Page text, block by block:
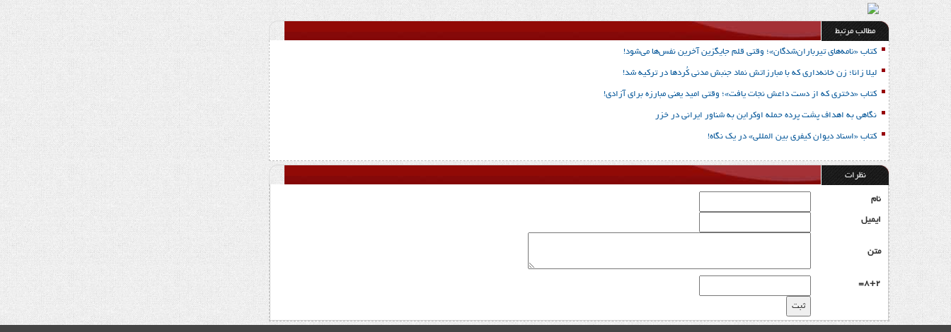
مطالب مرتبط
کتاب «نامه‌های تیرباران‌شدگان»؛ وقتی قلم جایگزین آخرین نفس‌ها می‌شود!
لیلا زانا؛ زن خانه‌داری که با مبارزاتش نماد جنبش مدنی کُردها در ترکیه شد!
کتاب «دختری که از دست داعش نجات یافت»؛ وقتی امید یعنی مبارزه برای آزادی!
نگاهی به اهداف پشت پرده حمله اوکراین به شناور ایرانی در خزر
کتاب «اسناد دیوان کیفری بین المللی» در یک نگاه!
نظرات
نام
ایمیل
متن
8+2=